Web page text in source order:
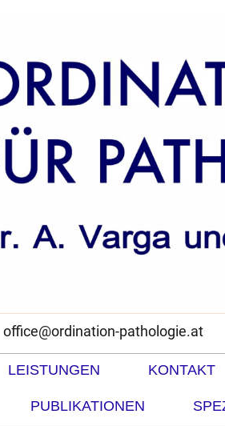
office@ordination-pathologie.at
LEISTUNGEN KONTAKT
PUBLIKATIONEN